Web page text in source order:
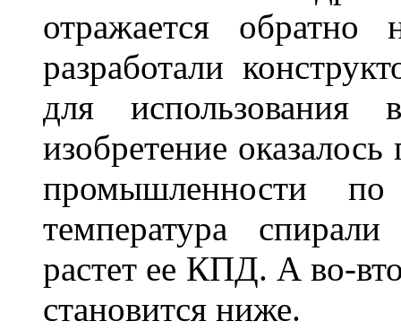
отражается
разработали
для использования
изобретение
промышленности
температура
растет ее КПД. А во-
становится ниже.